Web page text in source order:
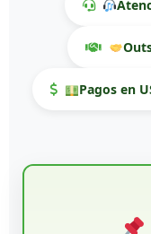
Pagos en